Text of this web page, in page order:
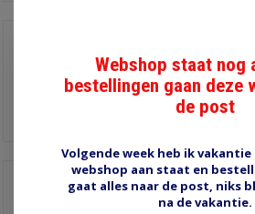
4.0 mm2
TE-16.00 ivoorwit
stuks
Webshop staat nog
bestellingen gaan deze
de post
Volgende week heb ik
webshop aan staat en
gaat alles naar de post, niks
na de vakantie.